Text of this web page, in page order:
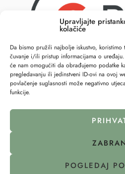
Upravljajte
kolačiće
Da bismo pružili najbolje iskustvo,
čuvanje i/ili pristup informacijama o
će nam omogućiti da obrađujemo podatke
pregledavanju ili jedinstveni ID-ovi na ovoj
povlačenje suglasnosti može negativno
funkcije.
POGLEDAJ
Pravila privatnosti